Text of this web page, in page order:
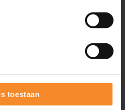
toestaan